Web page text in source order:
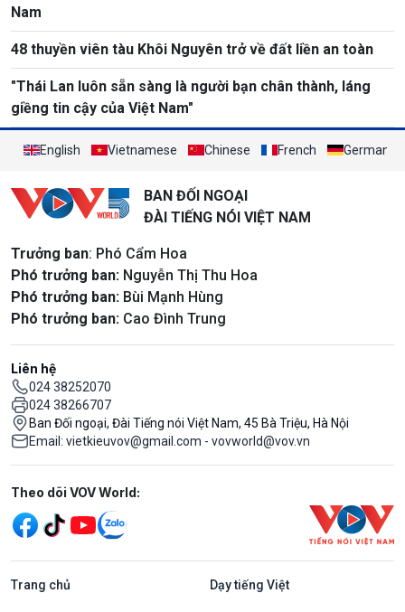
Nam
48 thuyền viên tàu Khôi Nguyên trở về đất liền an toàn
"Thái Lan luôn sẵn sàng là người bạn chân thành, láng
giềng tin cậy của Việt Nam"
English Vietnamese Chinese French German
BAN ĐỐI NGOẠI
ĐÀI TIẾNG NÓI VIỆT NAM
Trưởng ban: Phó Cẩm Hoa
Phó trưởng ban: Nguyễn Thị Thu Hoa
Phó trưởng ban: Bùi Mạnh Hùng
Phó trưởng ban: Cao Đình Trung
Liên hệ
024 38252070
024 38266707
Ban Đối ngoại, Đài Tiếng nói Việt Nam, 45 Bà Triệu, Hà Nội
Email: vietkieuvov@gmail.com - vovworld@vov.vn
Mạng xã hội
Theo dõi VOV World:
Trang chủ Dạy tiếng Việt